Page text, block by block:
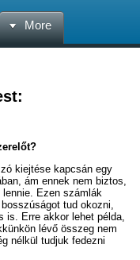
More
kiejtése kapcsán egy
ám ennek nem biztos,
Ezen számlák
tud okozni,
is. Erre akkor lehet példa,
lévő összeg nem
nélkül tudjuk fedezni